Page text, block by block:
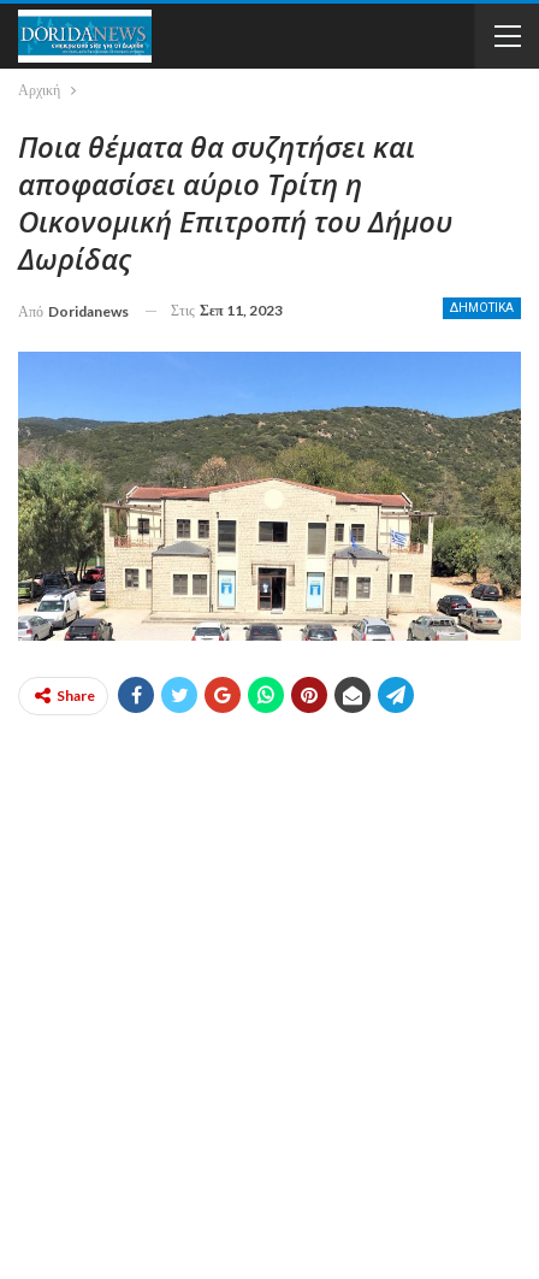
Αρχική
Ποια θέματα θα συζητήσει και
αποφασίσει αύριο Τρίτη η
Οικονομική Επιτροπή του Δήμου
Δωρίδας
ΔΗΜΟΤΙΚΑ
Από Doridanews Στις Σεπ 11, 2023
Share